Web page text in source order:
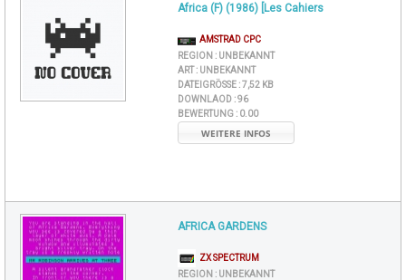
Africa (F) (1986) [Les Cahiers
AMSTRAD CPC
REGION : UNBEKANNT
ART : UNBEKANNT
DATEIGRÖSSE : 7,52 KB
DOWNLAOD :96
BEWERTUNG : 0.00
WEITERE INFOS
AFRICA GARDENS
ZX SPECTRUM
REGION : UNBEKANNT